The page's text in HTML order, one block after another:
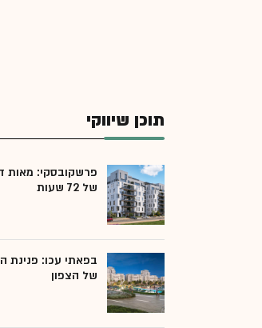
תוכן שיווקי
פרשקובסקי: מאות
של 72 שעות
בפאתי עכו: פנינת
של הצפון